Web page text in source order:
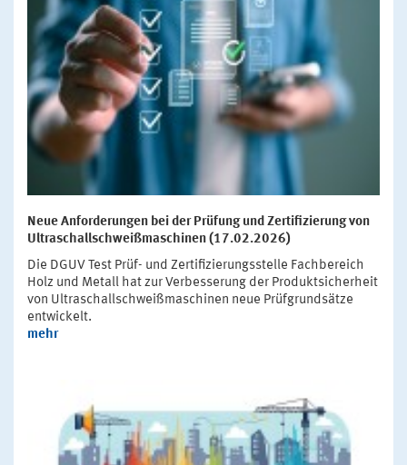
Neue Anforderungen bei der Prüfung und Zertifizierung von
Ultraschallschweißmaschinen (17.02.2026)
Die DGUV Test Prüf- und Zertifizierungsstelle Fachbereich
Holz und Metall hat zur Verbesserung der Produktsicherheit
von Ultraschallschweißmaschinen neue Prüfgrundsätze
entwickelt.
mehr